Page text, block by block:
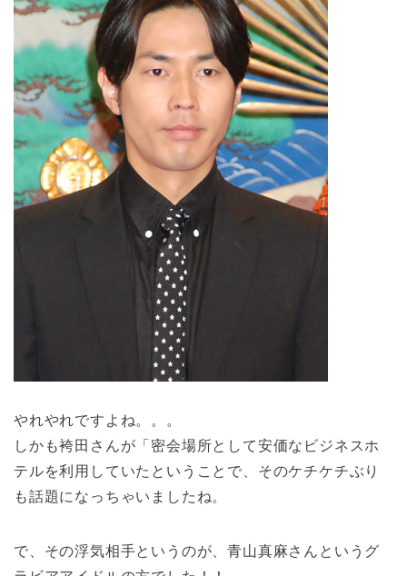
やれやれですよね。。。
しかも袴田さんが「密会場所として安価なビジネスホ
テルを利用していたということで、そのケチケチぶり
も話題になっちゃいましたね。
で、その浮気相手というのが、青山真麻さんというグ